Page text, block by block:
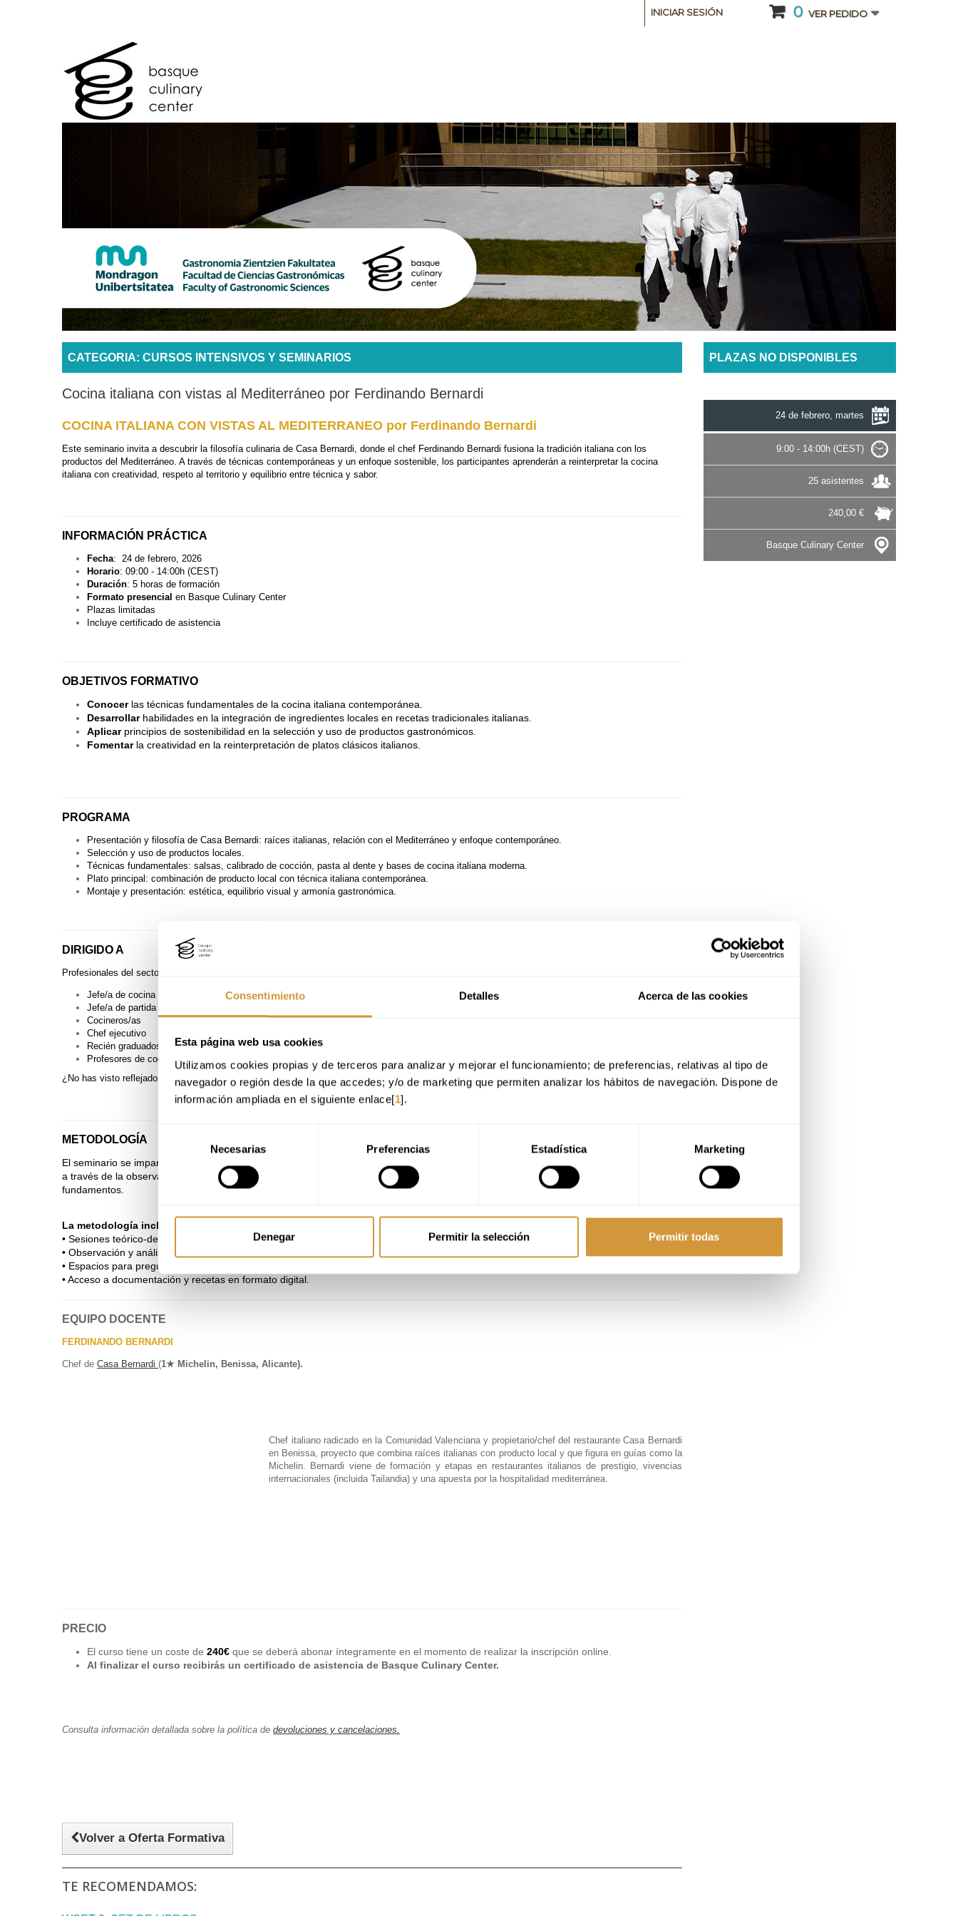
Consentimiento Detalles Acerca de las cookies
Esta página web usa cookies
Utilizamos cookies propias y de terceros para analizar y mejorar el funcionamiento; de preferencias, relativas al tipo de
navegador o región desde la que accedes; y/o de marketing que permiten analizar los hábitos de navegación. Dispone de
información ampliada en el siguiente enlace[1].
consentimiento
Necesarias Preferencias Estadística Marketing
Denegar Permitir la selección Permitir todas
0 VER PEDIDO
INICIAR SESIÓN
CATEGORIA: CURSOS INTENSIVOS Y SEMINARIOS
Cocina italiana con vistas al Mediterráneo por Ferdinando Bernardi
COCINA ITALIANA CON VISTAS AL MEDITERRANEO por Ferdinando Bernardi
Este seminario invita a descubrir la filosofía culinaria de Casa Bernardi, donde el chef Ferdinando Bernardi fusiona la tradición italiana con los
productos del Mediterráneo. A través de técnicas contemporáneas y un enfoque sostenible, los participantes aprenderán a reinterpretar la cocina
italiana con creatividad, respeto al territorio y equilibrio entre técnica y sabor.
INFORMACIÓN PRÁCTICA
Fecha:
24 de febrero, 2026
Horario: 09:00 - 14:00h (CEST)
Duración: 5 horas de formación
Formato presencial en Basque Culinary Center
Plazas limitadas
Incluye certificado de asistencia
OBJETIVOS FORMATIVO
Conocerlas técnicas fundamentales de la cocina italiana contemporánea.
Desarrollarhabilidades en la integración de ingredientes locales en recetas tradicionales italianas.
Aplicarprincipios de sostenibilidad en la selección y uso de productos gastronómicos.
Fomentarla creatividad en la reinterpretación de platos clásicos italianos.
PROGRAMA
Presentación y filosofía de Casa Bernardi: raíces italianas, relación con el Mediterráneo y enfoque contemporáneo.
Selección y uso de productos locales.
Técnicas fundamentales: salsas, calibrado de cocción, pasta al dente y bases de cocina italiana moderna.
Plato principal: combinación de producto local con técnica italiana contemporánea.
Montaje y presentación: estética, equilibrio visual y armonía gastronómica.
DIRIGIDO A
Profesionales del sector de la restauración:
Jefe/a de cocina
Jefe/a de partida
Cocineros/as
Chef ejecutivo
Recién graduados en cocina
Profesores de cocina
¿No has visto reflejado tu perfil en los puntos de arriba y te interesa el curso ? No dudes enescribirnos .
METODOLOGÍA
El seminario se imparte bajo el enfoque
a través de la observación activa y el diálogo con el ponente, que realiza elaboraciones en directo explicando técnicas, procesos y
fundamentos.
La metodología incluye:
• Sesiones teórico-demostrativas guiadas por el ponente.
• Observación y análisis de elaboraciones en tiempo real.
• Espacios para preguntas y resolución de dudas.
• Acceso a documentación y recetas en formato digital.
EQUIPO DOCENTE
FERDINANDO BERNARDI
Chef de Casa Bernardi (1★ Michelin, Benissa, Alicante).
Chef italiano radicado en la Comunidad Valenciana y propietario/chef del restaurante Casa Bernardi
en Benissa, proyecto que combina raíces italianas con producto local y que figura en guías como la
Michelin. Bernardi viene de formación y etapas en restaurantes italianos de prestigio, vivencias
internacionales (incluida Tailandia) y una apuesta por la hospitalidad mediterránea.
PRECIO
El curso tiene un coste de 240€ que se deberá abonar íntegramente en el momento de realizar la inscripción online.
Al finalizar el curso recibirás un certificado de asistencia de Basque Culinary Center.
Consulta información detallada sobre la política de devoluciones y cancelaciones.
Volver a Oferta Formativa
TE RECOMENDAMOS:
PLAZAS NO DISPONIBLES
24 de febrero, martes
9:00 - 14:00h (CEST)
25 asistentes
240,00 €
Basque Culinary Center